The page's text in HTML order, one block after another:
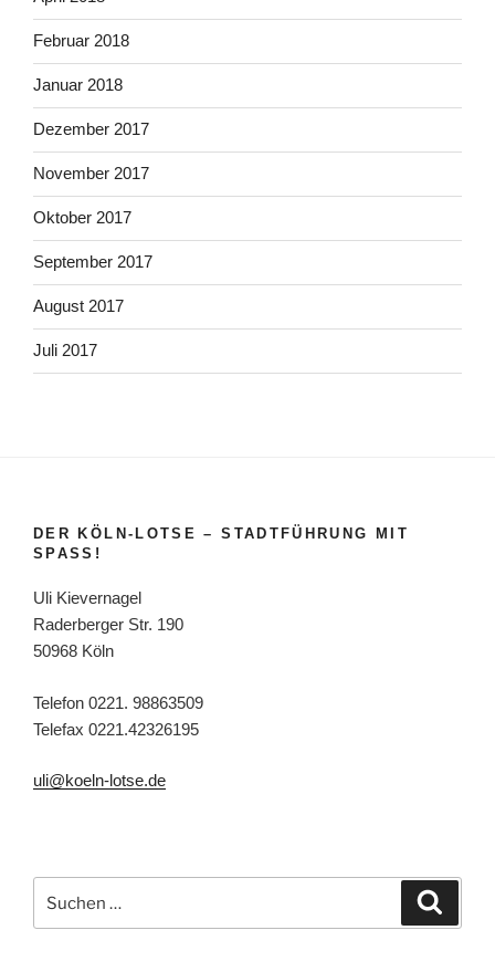
Februar 2018
Januar 2018
Dezember 2017
November 2017
Oktober 2017
September 2017
August 2017
Juli 2017
DER KÖLN-LOTSE – STADTFÜHRUNG MIT
SPASS!
Uli Kievernagel
Raderberger Str. 190
50968 Köln
Telefon 0221. 98863509
Telefax 0221.42326195
uli@koeln-lotse.de
nach: